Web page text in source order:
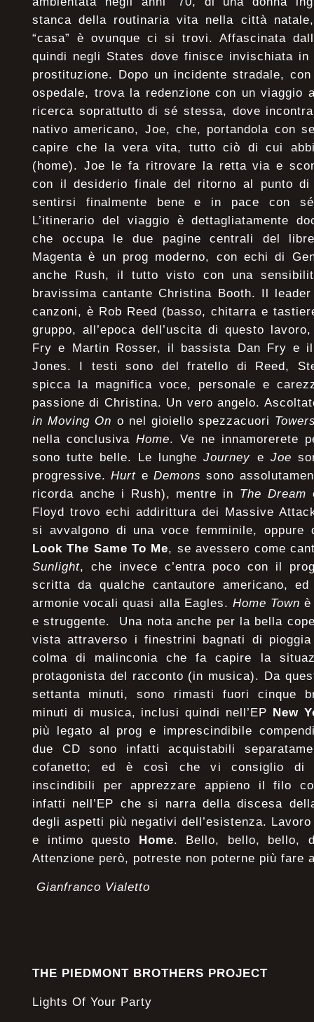
stanca della routinaria vita nella città
“casa” è ovunque ci si trovi. Affascinata
quindi negli States dove finisce invischiata
prostituzione. Dopo un incidente stradale,
ospedale, trova la redenzione con un viaggio
ricerca soprattutto di sé stessa, dove
nativo americano, Joe, che, portandola con
capire che la vera vita, tutto ciò di cui
(home). Joe le fa ritrovare la retta via e
con il desiderio finale del ritorno al punto
sentirsi finalmente bene e in pace con
L’itinerario del viaggio è dettagliatamente
che occupa le due pagine centrali del
Magenta è un prog moderno, con echi di
anche Rush, il tutto visto con una
bravissima cantante Christina Booth. Il
canzoni, è Rob Reed (basso, chitarra e
gruppo, all’epoca dell’uscita di questo
Fry e Martin Rosser, il bassista Dan Fry e
Jones. I testi sono del fratello di Reed,
spicca la magnifica voce, personale e
passione di Christina. Un vero angelo.
in Moving On o nel gioiello spezzacuori
nella conclusiva Home. Ve ne innamorerete
sono tutte belle. Le lunghe Journey e Joe
progressive.Hurt eDemons sono
ricorda anche i Rush), mentre in The Dream
Floyd trovo echi addirittura dei Massive
si avvalgono di una voce femminile, oppure
Look The Same To Me, se avessero come
Sunlight, che invece c’entra poco con il
scritta da qualche cantautore americano,
armonie vocali quasi alla Eagles. Home Town è
e struggente. Una nota anche per la bella
vista attraverso i finestrini bagnati di pioggia
colma di malinconia che fa capire la
protagonista del racconto (in musica). Da
settanta minuti, sono rimasti fuori cinque
minuti di musica, inclusi quindi nell’EP New
più legato al prog e imprescindibile
due CD sono infatti acquistabili
cofanetto; ed è così che vi consiglio di
inscindibili per apprezzare appieno il filo
infatti nell’EP che si narra della discesa
degli aspetti più negativi dell’esistenza.
e intimo questo Home. Bello, bello, bello,
Attenzione però, potreste non poterne più fare
Gianfranco Vialetto
THE PIEDMONT BROTHERS PROJECT
Lights Of Your Party